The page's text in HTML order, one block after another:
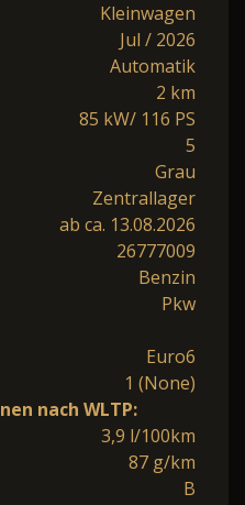
Kleinwagen
Jul / 2026
Automatik
2 km
85 kW/ 116 PS
5
Grau
Zentrallager
ab ca. 13.08.2026
26777009
Benzin
Pkw
Euro6
1 (None)
nach WLTP:
3,9 l/100km
87 g/km
B